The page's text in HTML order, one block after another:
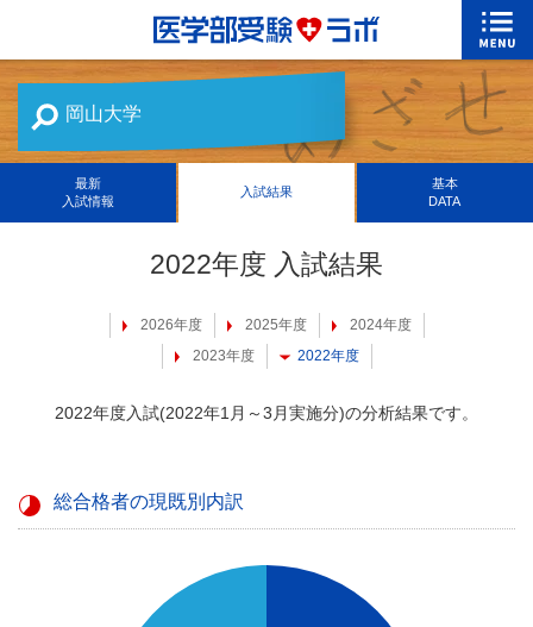
岡山大学
最新
入試情報
入試結果
基本
DATA
2022年度 入試結果
2026年度 2025年度
2024年度
2023年度
2022年度
2022年度入試(2022年1月～3月実施分)の分析結果です。
総合格者の現既別内訳